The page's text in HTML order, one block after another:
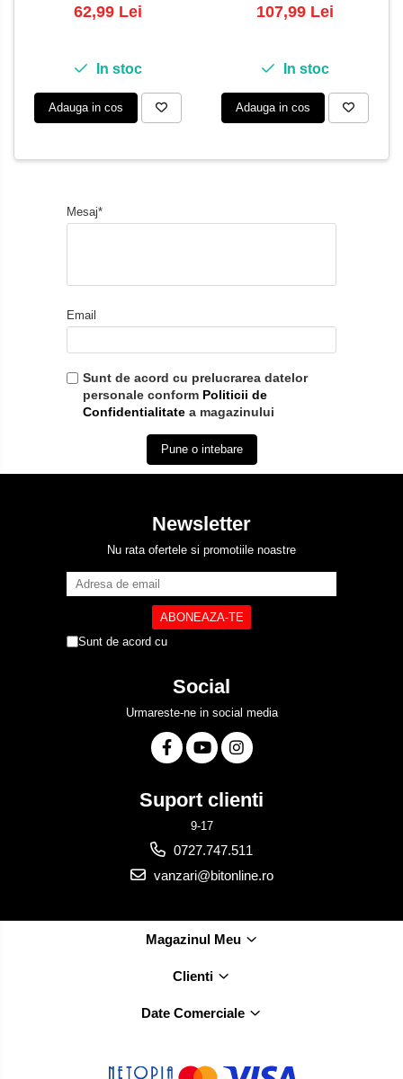
62,99 Lei
In stoc
Adauga in cos
107,99 Lei
In stoc
Adauga in cos
Mesaj*
Email
Sunt de acord cu prelucrarea datelor
personale conform Politicii de
Confidentialitate a magazinului
Pune o intebare
Newsletter
Nu rata ofertele si promotiile noastre
Sunt de acord cu
Social
Urmareste-ne in social media
Suport clienti
9-17
0727.747.511
vanzari@bitonline.ro
Magazinul Meu
Clienti
Date Comerciale